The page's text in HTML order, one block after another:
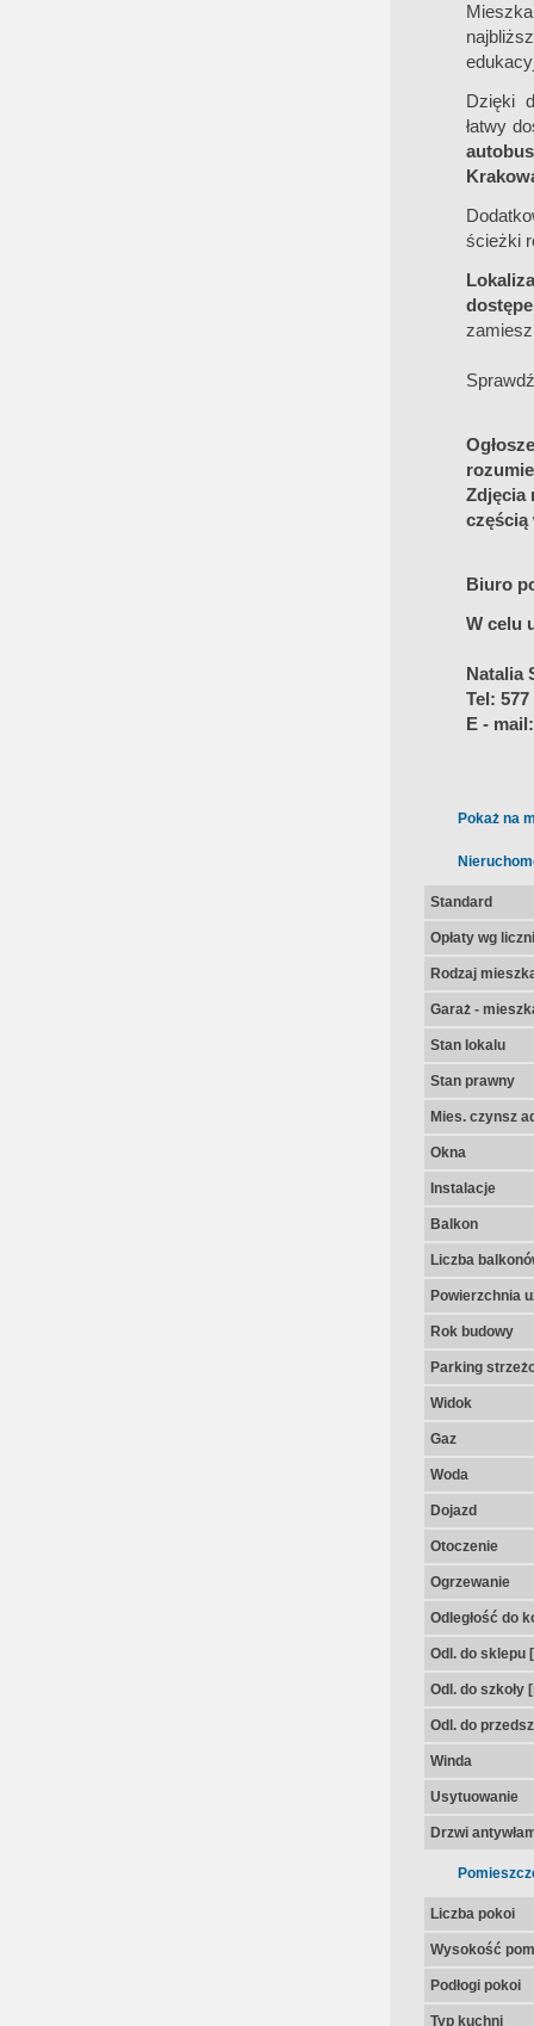
Dzięki
łatwy
ścieżki
Zdjęcia
częścią
Biuro
W celu
Natalia
Tel: 577
E -
Pokaż na
Standard
Opłaty wg
Rodzaj
Garaż -
Stan lokalu
Stan prawny
Mies. czynsz
Okna
Instalacje
Balkon
Liczba
Powierzchnia
Rok budowy
Parking
Widok
Gaz
Woda
Dojazd
Otoczenie
Ogrzewanie
Odległość do
Odl. do sklepu
Odl. do szkoły
Odl. do
Winda
Usytuowanie
Drzwi
Liczba pokoi
Wysokość
Podłogi pokoi
Typ kuchni